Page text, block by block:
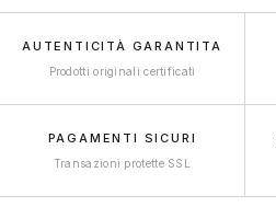
AUTENTICITÀ GARANTITA
Prodotti originali certificati
PAGAMENTI SICURI
Transazioni protette SSL